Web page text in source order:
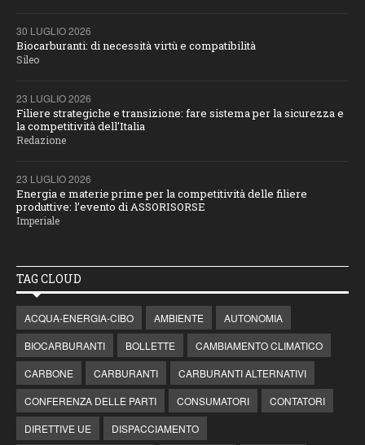
30 LUGLIO 2026
Biocarburanti: di necessità virtù e compatibilità
Sileo
23 LUGLIO 2026
Filiere strategiche e transizione: fare sistema per la sicurezza e
la competitività dell'Italia
Redazione
23 LUGLIO 2026
Energia e materie prime per la competitività delle filiere
produttive: l’evento di ASSORISORSE
Imperiale
TAG CLOUD
ACQUA-ENERGIA-CIBO AMBIENTE
AUTONOMIA
BIOCARBURANTI
BOLLETTE
CAMBIAMENTO CLIMATICO
CARBONE
CARBURANTI
CARBURANTI ALTERNATIVI
CONFERENZA DELLE PARTI
CONSUMATORI
CONTATORI
DIRETTIVE UE
DISPACCIAMENTO